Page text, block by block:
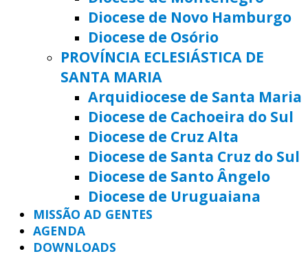
Diocese de Novo Hamburgo
Diocese de Osório
PROVÍNCIA ECLESIÁSTICA DE
SANTA MARIA
Arquidiocese de Santa Maria
Diocese de Cachoeira do Sul
Diocese de Cruz Alta
Diocese de Santa Cruz do Sul
Diocese de Santo Ângelo
Diocese de Uruguaiana
MISSÃO AD GENTES
AGENDA
DOWNLOADS